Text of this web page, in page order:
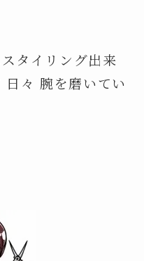
タイリング出来
々 腕を磨いてい